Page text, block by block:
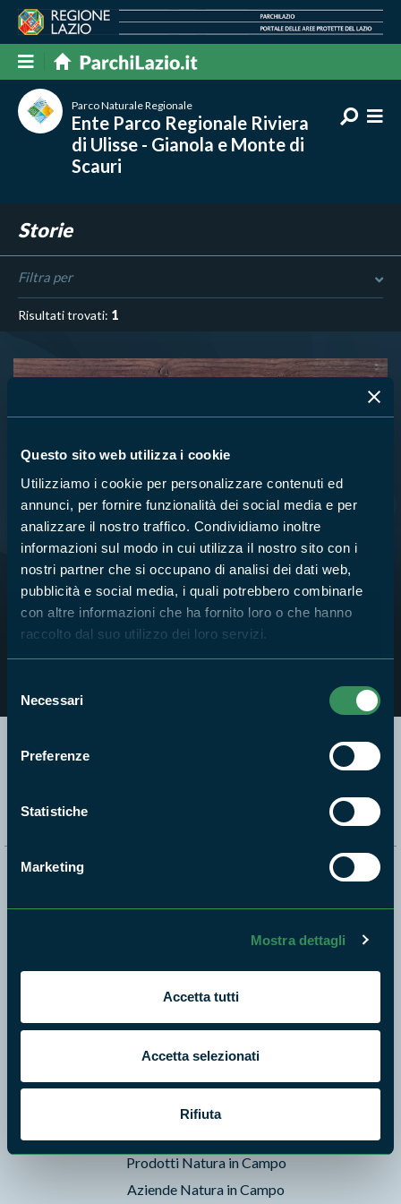
Questo sito web utilizza i cookie
Utilizziamo i cookie per personalizzare contenuti ed
annunci, per fornire funzionalità dei social media e per
analizzare il nostro traffico. Condividiamo inoltre
informazioni sul modo in cui utilizza il nostro sito con i
nostri partner che si occupano di analisi dei dati web,
pubblicità e social media, i quali potrebbero combinarle
con altre informazioni che ha fornito loro o che hanno
raccolto dal suo utilizzo dei loro servizi.
delNecessari
Preferenze
Statistiche
Marketing
Mostra dettagli
Accetta tutti
Accetta selezionati
Rifiuta
Parco Naturale Regionale
Ente Parco Regionale Riviera
di Ulisse - Gianola e Monte di
Scauri
Storie
Filtra per
Risultati trovati: 1
I BUG HOTEL del Parco Riviera di
Ulisse
News e appuntamenti
Enti di gestione
Natura
Punti di interesse
Storie
Foto e Video
Prodotti Natura in Campo
Aziende Natura in Campo